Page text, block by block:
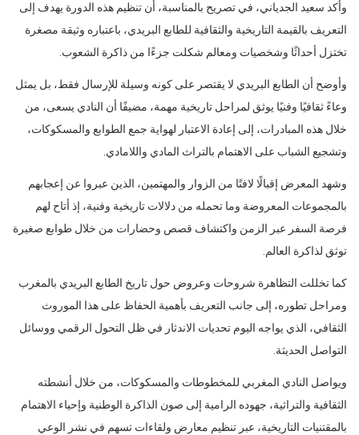
وأكد سعيد الجدياني، في تصريح بالمناسبة، أن تنظيم هذه الدورة يهدف إلى
التعريف بالقيمة التاريخية والثقافية للطابع البريدي، باعتباره وثيقة مصغرة
تختزل أحداثًا وشخصيات ومعالم شكلت جزءًا من ذاكرة الشعوب.
وأوضح أن الطابع البريدي لا يقتصر على كونه وسيلة للإرسال فقط، بل يمثل
وعاءً ثقافيًا وفنيًا يوثق لمراحل تاريخية مهمة، مضيفًا أن النادي يسعى، من
خلال هذه المبادرات، إلى إعادة الاعتبار لهواية جمع الطوابع والمسكوكات،
وتشجيع الشباب على الاهتمام بالتراث المادي واللامادي.
وشهد المعرض إقبالًا لافتًا من الزوار والمهتمين، الذين عبروا عن إعجابهم
بالمجموعات المعروضة وما تحمله من دلالات تاريخية وفنية، إذ أتاح لهم
فرصة السفر عبر الزمن واكتشاف قصص وحضارات من خلال طوابع صغيرة
توثق لذاكرة العالم.
كما تخللت التظاهرة شروحات وعروض حول تاريخ الطابع البريدي بالمغرب
ومراحل تطوره، إلى جانب التعريف بأهمية الحفاظ على هذا الموروث
الثقافي، الذي يواجه اليوم تحديات الاندثار في ظل التحول الرقمي ووسائل
التواصل الحديثة.
ويواصل النادي المغربي للمخطوطات والمسكوكات، من خلال أنشطته
الثقافية والتراثية، جهوده الرامية إلى صون الذاكرة الوطنية وإحياء الاهتمام
بالمقتنيات التاريخية، عبر تنظيم معارض ولقاءات تسهم في نشر الوعي